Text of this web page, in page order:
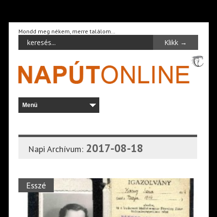
Mondd meg nékem, merre találom…
Napi Archívum: 2017-08-18
Esszé